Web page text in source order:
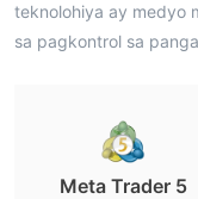
teknolohiya ay medyo
sa pagkontrol sa
Meta Trader 5